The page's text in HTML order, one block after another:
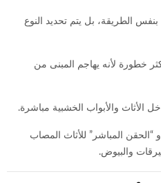
الطريقة، بل يتم تحديد النوع
خطورة لأنه يهاجم المبنى من
الأثاث والأبواب الخشبية مباشرة.
“الحقن المباشر” للأثاث المصاب
والبيوض.